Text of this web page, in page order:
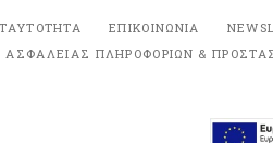
ΤΑΥΤΟΤΗΤΑ ΕΠΙΚΟΙΝΩΝΙΑ
ΑΣΦΑΛΕΙΑΣ ΠΛΗΡΟΦΟΡΙΩΝ &